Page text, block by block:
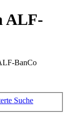
ALF-
BanCo
Suche